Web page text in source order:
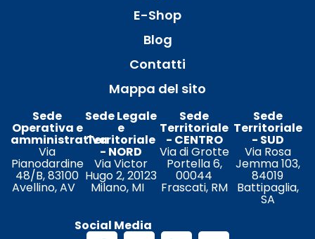
E-Shop
Blog
Contatti
Mappa del sito
Sede
Operativa e
amministrativa
Via
Pianodardine
48/B, 83100
Avellino, AV
Sede Legale
e
Territoriale
- NORD
Via Victor
Hugo 2, 20123
Milano, MI
Sede
Territoriale
- CENTRO
Via di Grotte
Portella 6,
00044
Frascati, RM
Sede
Territoriale
- SUD
Via Rosa
Jemma 103,
84019
Battipaglia,
SA
Social Media